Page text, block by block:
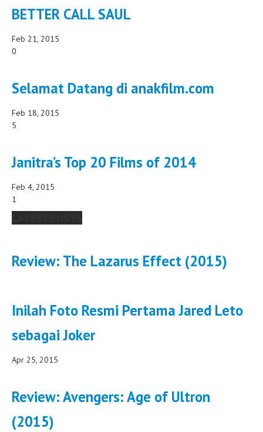
BETTER CALL SAUL
Feb 21, 2015
0
Selamat Datang di anakfilm.com
Feb 18, 2015
5
Janitra’s Top 20 Films of 2014
Feb 4, 2015
1
Review: The Lazarus Effect (2015)
Inilah Foto Resmi Pertama Jared Leto
sebagai Joker
Apr 25, 2015
Review: Avengers: Age of Ultron
(2015)